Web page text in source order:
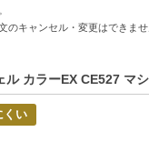
、自然な輝きを演出しま
合いで、華やかさをプラ
】
キャンセル・変更はできませ
ル カラーEX CE527 マ
くい